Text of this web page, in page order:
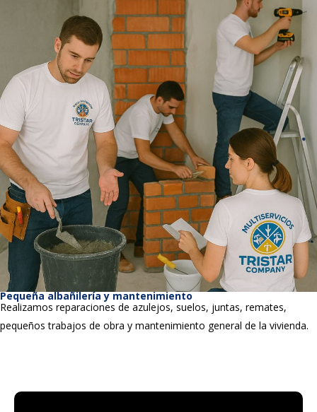
Pequeña albañilería y mantenimiento
Realizamos reparaciones de azulejos, suelos, juntas, remates,
pequeños trabajos de obra y mantenimiento general de la vivienda.